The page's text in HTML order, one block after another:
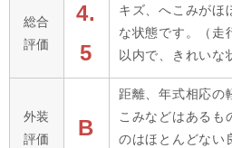
総合
評価
4.
5
キズ、へこみがほ
な状態です。（走
以内で、きれいな
外装
評価
B
距離、年式相応の
こみなどはあるも
のはほとんどない